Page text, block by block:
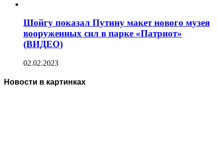
Шойгу показал Путину макет нового музея
вооруженных сил в парке «Патриот»
(ВИДЕО)
02.02.2023
Новости в картинках